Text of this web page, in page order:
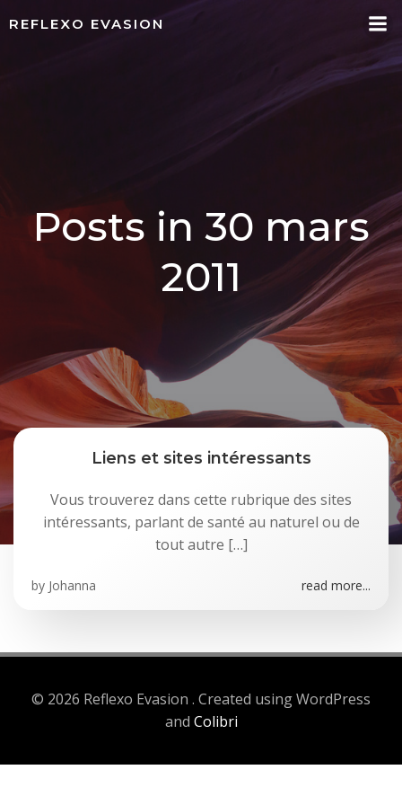
REFLEXO EVASION
Posts in 30 mars
2011
Liens et sites intéressants
Vous trouverez dans cette rubrique des sites
intéressants, parlant de santé au naturel ou de
tout autre […]
by Johanna read more...
© 2026 Reflexo Evasion . Created using WordPress
and Colibri